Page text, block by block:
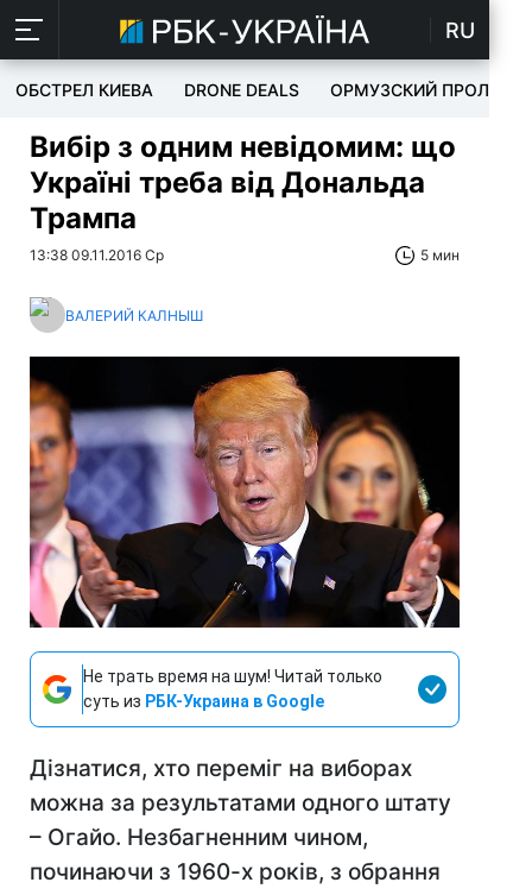
RU
ОБСТРЕЛ КИЕВА DRONE DEALS ОРМУЗСКИЙ ПРОЛИВ
Вибір з одним невідомим: що
Україні треба від Дональда
Трампа
13:38 09.11.2016 Ср 5 мин
ВАЛЕРИЙ КАЛНЫШ
Не трать время на шум! Читай только
суть из РБК-Украина в Google
Дізнатися, хто переміг на виборах
можна за результатами одного штату
– Огайо. Незбагненним чином,
починаючи з 1960-х років, з обрання